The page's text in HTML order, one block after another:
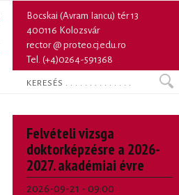
Bocskai (Avram Iancu) tér 13
400116 Kolozsvár
rector @ proteo.cj.edu.ro
Tel. (+4)0264-591368
Keresés
Felvételi vizsga
doktorképzésre a 2026-
2027. akadémiai évre
2026-09-21 - 09:00